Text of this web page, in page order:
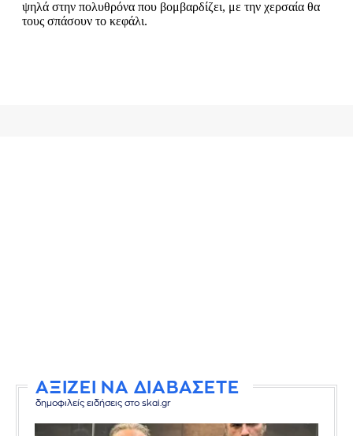
ΑΞΙΖΕΙ ΝΑ ΔΙΑΒΑΣΕΤΕ
δημοφιλείς ειδήσεις στο skai.gr